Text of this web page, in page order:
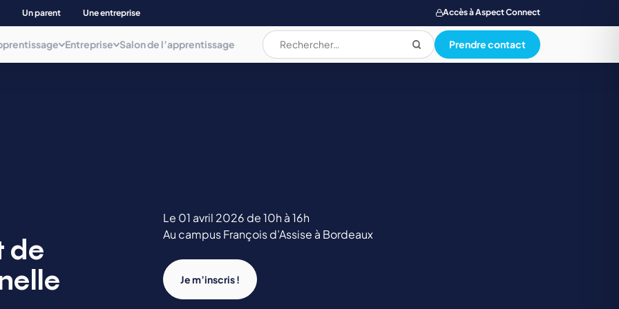
Un parent Une entreprise Accès à Aspect Connect
COMMERCE, GESTION COMPTA. ET ADMINIS.
Entreprise Salon de l’apprentissage Prendre contact
de
Le 01 avril 2026 de 10h à 16h
Au campus François d’Assise à Bordeaux
Je m’inscris !